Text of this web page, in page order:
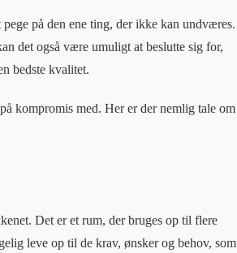
på den ene ting, der ikke kan undværes.
det også være umuligt at beslutte sig for,
bedste kvalitet.
kompromis med. Her er der nemlig tale om
Det er et rum, der bruges op til flere
leve op til de krav, ønsker og behov, som